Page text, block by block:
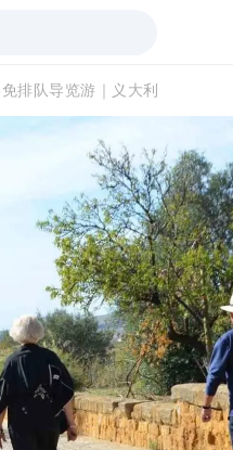
排队导览游｜义大利